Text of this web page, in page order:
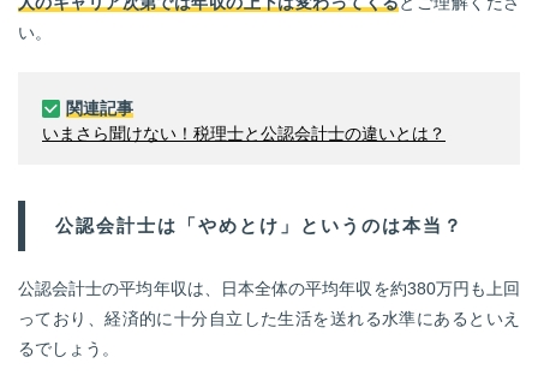
い。
関連記事
いまさら聞けない！税理士と公認会計士の違いとは？
公認会計士は「やめとけ」というのは本当？
公認会計士の平均年収は、日本全体の平均年収を約380万円も上回
っており、経済的に十分自立した生活を送れる水準にあるといえ
るでしょう。